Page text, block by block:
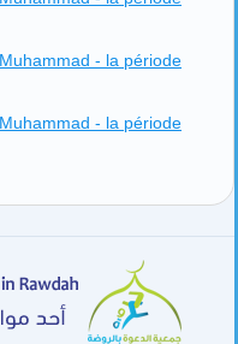
- la période
- la période